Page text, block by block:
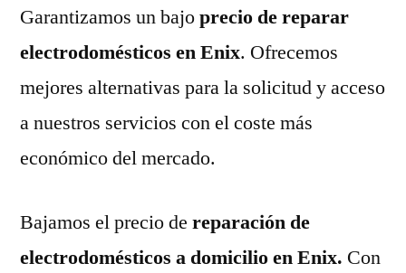
Garantizamos un bajoprecio de reparar
electrodomésticos en Enix. Ofrecemos
mejores alternativas para la solicitud y acceso
a nuestros servicios con el coste más
económico del mercado.
Bajamos el precio de reparación de
electrodomésticos a domicilio en Enix. Con